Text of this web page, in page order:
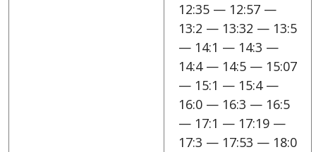
12:35 — 12:57 —
13:2 — 13:32 — 13:5
— 14:1 — 14:3 —
14:4 — 14:5 — 15:07
— 15:1 — 15:4 —
16:0 — 16:3 — 16:5
— 17:1 — 17:19 —
17:3 — 17:53 — 18:0